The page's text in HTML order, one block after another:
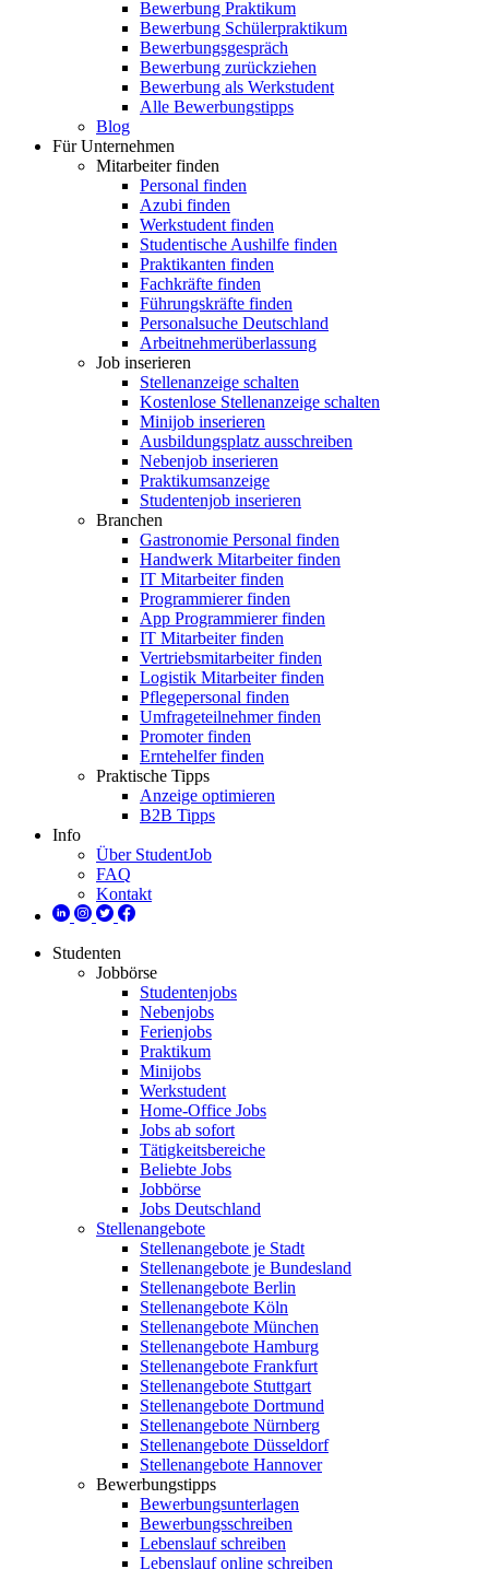
Bewerbung Praktikum
Bewerbung Schülerpraktikum
Bewerbungsgespräch
Bewerbung zurückziehen
Bewerbung als Werkstudent
Alle Bewerbungstipps
Blog
Für Unternehmen
Mitarbeiter finden
Personal finden
Azubi finden
Werkstudent finden
Studentische Aushilfe finden
Praktikanten finden
Fachkräfte finden
Führungskräfte finden
Personalsuche Deutschland
Arbeitnehmerüberlassung
Job inserieren
Stellenanzeige schalten
Kostenlose Stellenanzeige schalten
Minijob inserieren
Ausbildungsplatz ausschreiben
Nebenjob inserieren
Praktikumsanzeige
Studentenjob inserieren
Branchen
Gastronomie Personal finden
Handwerk Mitarbeiter finden
IT Mitarbeiter finden
Programmierer finden
App Programmierer finden
IT Mitarbeiter finden
Vertriebsmitarbeiter finden
Logistik Mitarbeiter finden
Pflegepersonal finden
Umfrageteilnehmer finden
Promoter finden
Erntehelfer finden
Praktische Tipps
Anzeige optimieren
B2B Tipps
Info
Über StudentJob
FAQ
Kontakt
Studenten
Jobbörse
Studentenjobs
Nebenjobs
Ferienjobs
Praktikum
Minijobs
Werkstudent
Home-Office Jobs
Jobs ab sofort
Tätigkeitsbereiche
Beliebte Jobs
Jobbörse
Jobs Deutschland
Stellenangebote
Stellenangebote je Stadt
Stellenangebote je Bundesland
Stellenangebote Berlin
Stellenangebote Köln
Stellenangebote München
Stellenangebote Hamburg
Stellenangebote Frankfurt
Stellenangebote Stuttgart
Stellenangebote Dortmund
Stellenangebote Nürnberg
Stellenangebote Düsseldorf
Stellenangebote Hannover
Bewerbungstipps
Bewerbungsunterlagen
Bewerbungsschreiben
Lebenslauf schreiben
Lebenslauf online schreiben